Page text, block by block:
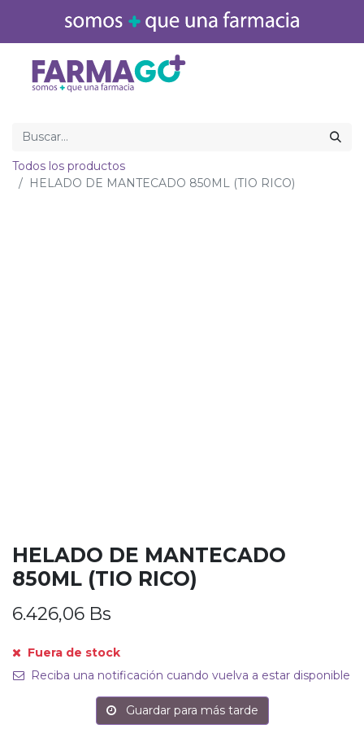
Todos los productos
HELADO DE MANTECADO 850ML (TIO RICO)
HELADO DE MANTECADO
850ML (TIO RICO)
6.426,06 Bs
Fuera de stock
Reciba una notificación cuando vuelva a estar disponible
Guardar para más tarde